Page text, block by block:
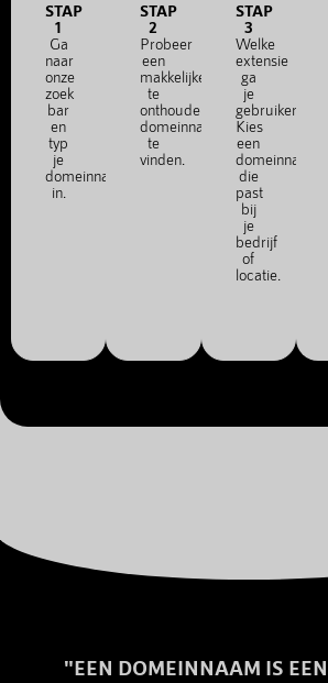
STAP
1
Ga
naar
onze
zoek
bar
en
typ
je
domeinnaam
in.
STAP
2
Probeer
een
makkelijke
te
onthouden
domeinnaam
te
vinden.
STAP
3
Welke
extensie
ga
je
gebruiken?
Kies
een
domeinnaam
die
past
bij
je
bedrijf
of
locatie.
"EEN DOMEINNAAM IS